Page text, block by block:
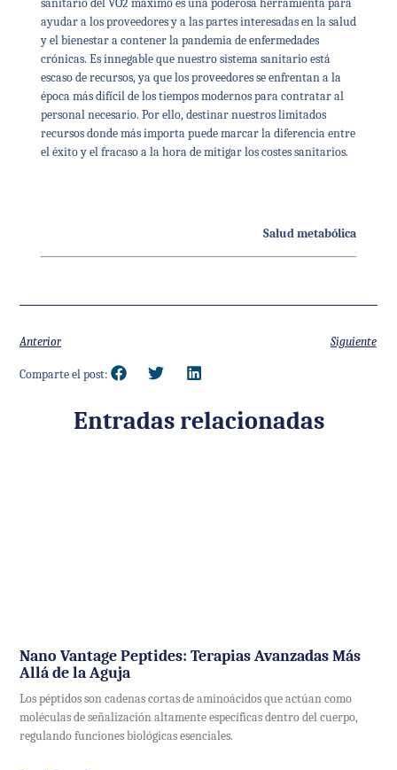
sanitario del VO2 máximo es una poderosa herramienta para
ayudar a los proveedores y a las partes interesadas en la salud
y el bienestar a contener la pandemia de enfermedades
crónicas. Es innegable que nuestro sistema sanitario está
escaso de recursos, ya que los proveedores se enfrentan a la
época más difícil de los tiempos modernos para contratar al
personal necesario. Por ello, destinar nuestros limitados
recursos donde más importa puede marcar la diferencia entre
el éxito y el fracaso a la hora de mitigar los costes sanitarios.
Salud metabólica
Anterior Siguiente
Comparte el post:
Entradas relacionadas
Nano Vantage Peptides: Terapias Avanzadas Más
Allá de la Aguja
Los péptidos son cadenas cortas de aminoácidos que actúan como
moléculas de señalización altamente específicas dentro del cuerpo,
regulando funciones biológicas esenciales.